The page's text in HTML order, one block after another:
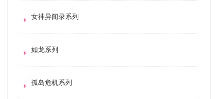
女神异闻录系列
如龙系列
孤岛危机系列